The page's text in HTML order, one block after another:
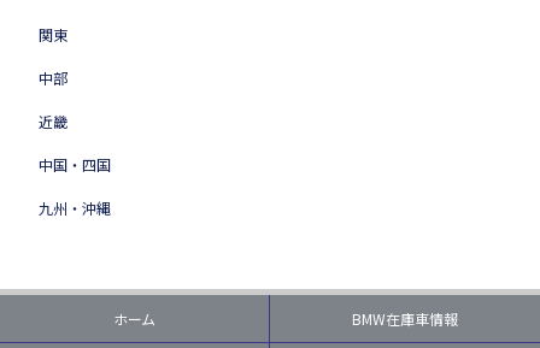
関東
中部
近畿
中国・四国
九州・沖縄
ホーム BMW在庫車情報